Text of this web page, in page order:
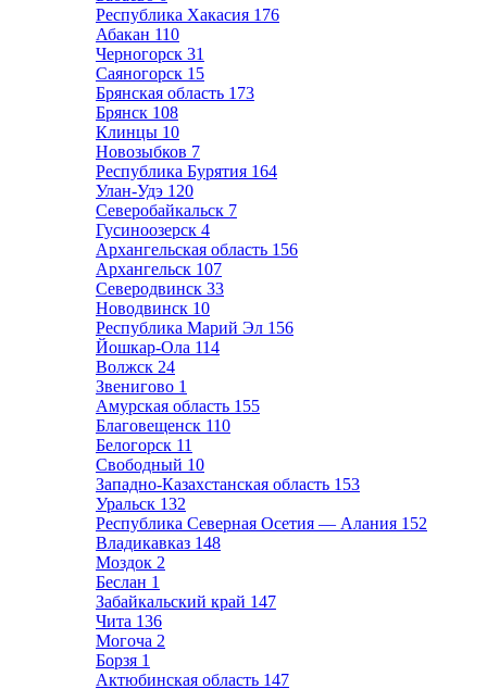
Республика Хакасия 176
Абакан 110
Черногорск 31
Саяногорск 15
Брянская область 173
Брянск 108
Клинцы 10
Новозыбков 7
Республика Бурятия 164
Улан-Удэ 120
Северобайкальск 7
Гусиноозерск 4
Архангельская область 156
Архангельск 107
Северодвинск 33
Новодвинск 10
Республика Марий Эл 156
Йошкар-Ола 114
Волжск 24
Звенигово 1
Амурская область 155
Благовещенск 110
Белогорск 11
Свободный 10
Западно-Казахстанская область 153
Уральск 132
Республика Северная Осетия — Алания 152
Владикавказ 148
Моздок 2
Беслан 1
Забайкальский край 147
Чита 136
Могоча 2
Борзя 1
Актюбинская область 147